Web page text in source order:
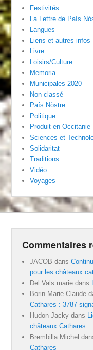
Festivités
La Lettre de País
Langues
Liens et autres infos
Livre
Loisirs/Culture
Memoria
Municipales 2020
Non classé
País Nòstre
Politique
Produit en Occitanie
Sciences et
Solidaritat
Traditions
Vidéo
Voyages
Commentaires
JACOB dans
pour les châteaux
Del Vals marie dans
Borin Marie-Claude
Cathares : 3787
Hudon Jacky dans
châteaux Cathares
Brembilla Michel
Cathares